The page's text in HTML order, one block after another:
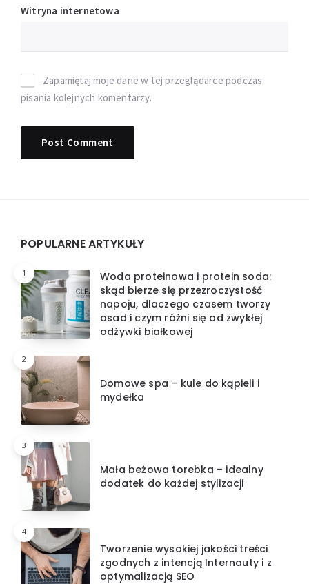
Witryna internetowa
Zapamiętaj moje dane w tej przeglądarce podczas
pisania kolejnych komentarzy.
Widgets
POPULARNE ARTYKUŁY
1
Woda proteinowa i protein soda:
skąd bierze się przezroczystość
napoju, dlaczego czasem tworzy
osad i czym różni się od zwykłej
odżywki białkowej
2
Domowe spa – kule do kąpieli i
mydełka
3
Mała beżowa torebka – idealny
dodatek do każdej stylizacji
4
Tworzenie wysokiej jakości treści
zgodnych z intencją Internauty i z
optymalizacją SEO